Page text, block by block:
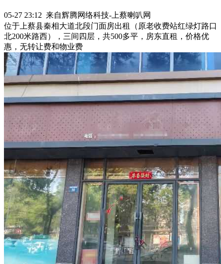
05-27 23:12 来自辉腾网络科技-上蔡喇叭网
位于上蔡县秦相大道北段门面房出租（原老收费站红绿灯路口
北200米路西），三间四层，共500多平，房东直租，价格优
惠，无转让费和物业费